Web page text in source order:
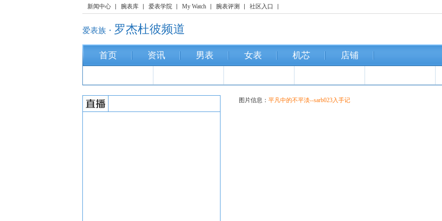
新闻中心 腕表库 爱表学院 My Watch 腕表评测 社区入口
爱表族・ 罗杰杜彼频道
首页 资讯 男表 女表 机芯 店铺
图片信息： 平凡中的不平淡--sarb023入手记